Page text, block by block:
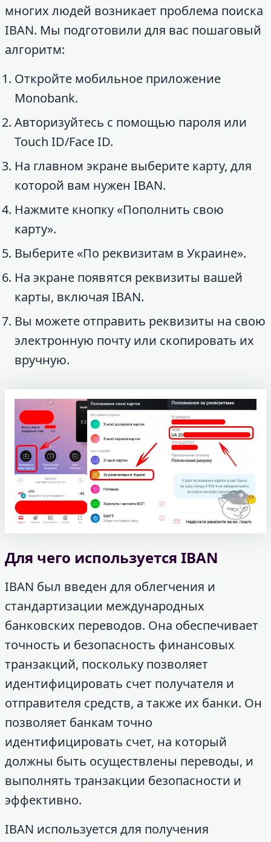
многих людей возникает проблема поиска
IBAN. Мы подготовили для вас пошаговый
алгоритм:
Откройте мобильное приложение
Monobank.
Авторизуйтесь с помощью пароля или
Touch ID/Face ID.
На главном экране выберите карту, для
которой вам нужен IBAN.
Нажмите кнопку «Пополнить свою
карту».
Выберите «По реквизитам в Украине».
На экране появятся реквизиты вашей
карты, включая IBAN.
Вы можете отправить реквизиты на свою
электронную почту или скопировать их
вручную.
Для чего используется IBAN
IBAN был введен для облегчения и
стандартизации международных
банковских переводов. Она обеспечивает
точность и безопасность финансовых
транзакций, поскольку позволяет
идентифицировать счет получателя и
отправителя средств, а также их банки. Он
позволяет банкам точно
идентифицировать счет, на который
должны быть осуществлены переводы, и
выполнять транзакции безопасности и
эффективно.
IBAN используется для получения